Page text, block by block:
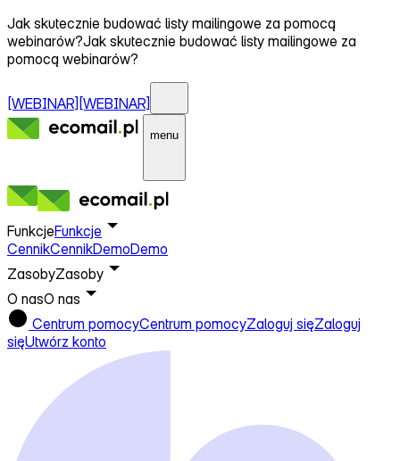
Jak skutecznie budować listy mailingowe za pomocą
webinarów?Jak skutecznie budować listy mailingowe za
pomocą webinarów?
[WEBINAR] [WEBINAR]
menu
FunkcjeFunkcje
CennikCennikDemoDemo
ZasobyZasoby
O nasO nas
Centrum pomocyCentrum pomocyZaloguj sięZaloguj
sięUtwórz konto